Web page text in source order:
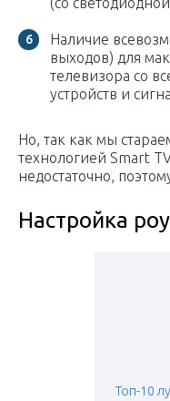
Наличие
выходов) для
телевизора со
устройств и
Но, так как мы
технологией Smart
недостаточно,
Настройка
Топ-10